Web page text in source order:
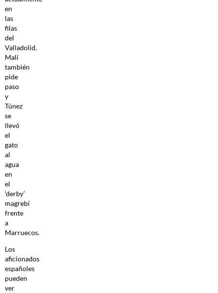
en
las
filas
del
Valladolid.
Malí
también
pide
paso
y
Túnez
se
llevó
el
gato
al
agua
en
el
‘derby’
magrebí
frente
a
Marruecos.
Los
aficionados
españoles
pueden
ver